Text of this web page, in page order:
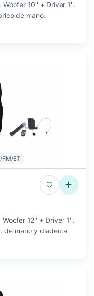
10'' + Driver 1''.
de mano.
FM/BT
12'' + Driver 1''.
de mano y diadema